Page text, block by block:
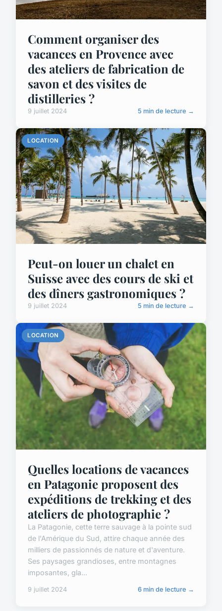
Comment organiser des
vacances en Provence avec
des ateliers de fabrication de
savon et des visites de
distilleries ?
9 juillet 2024 5 min de lecture →
LOCATION
Peut-on louer un chalet en
Suisse avec des cours de ski et
des dîners gastronomiques ?
9 juillet 2024 5 min de lecture →
LOCATION
Quelles locations de vacances
en Patagonie proposent des
expéditions de trekking et des
ateliers de photographie ?
La Patagonie, cette terre sauvage à la pointe sud
de l'Amérique du Sud, attire chaque année des
milliers de passionnés de nature et d'aventure.
Ses paysages grandioses, entre montagnes
imposantes, gla...
9 juillet 2024 6 min de lecture →